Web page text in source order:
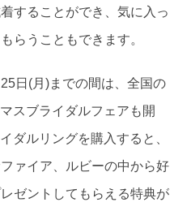
することができ、気に入っ
らうこともできます。
日(月)までの間は、全国の
スブライダルフェアも開
ダルリングを購入すると、
ァイア、ルビーの中から好
ゼントしてもらえる特典が